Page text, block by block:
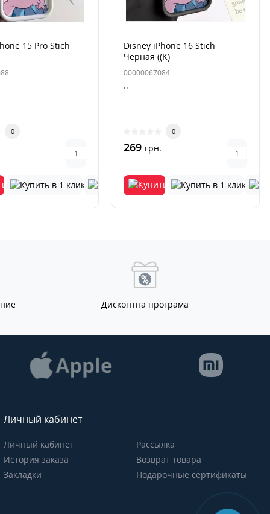
15 Pro Stich
0
Disney iPhone 16 Stich
Черная ((K)
00000067084
..
0
269 грн.
Дисконтна програма
Личный кабинет
Личный кабинет
История заказа
Закладки
Рассылка
Возврат товара
Подарочные сертификаты